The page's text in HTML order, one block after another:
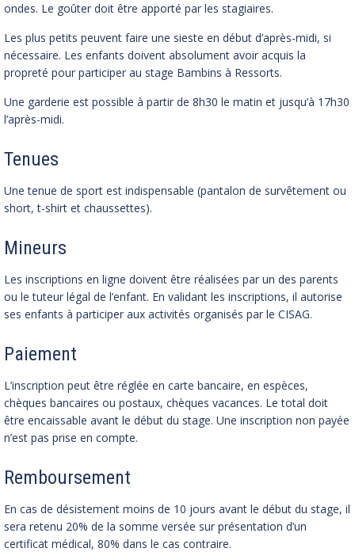
ondes. Le goûter doit être apporté par les stagiaires.
Les plus petits peuvent faire une sieste en début d’après-midi, si
nécessaire. Les enfants doivent absolument avoir acquis la
propreté pour participer au stage Bambins à Ressorts.
Une garderie est possible à partir de 8h30 le matin et jusqu’à 17h30
l’après-midi.
Tenues
Une tenue de sport est indispensable (pantalon de survêtement ou
short, t-shirt et chaussettes).
Mineurs
Les inscriptions en ligne doivent être réalisées par un des parents
ou le tuteur légal de l’enfant. En validant les inscriptions, il autorise
ses enfants à participer aux activités organisés par le CISAG.
Paiement
L’inscription peut être réglée en carte bancaire, en espèces,
chèques bancaires ou postaux, chèques vacances. Le total doit
être encaissable avant le début du stage. Une inscription non payée
n’est pas prise en compte.
Remboursement
En cas de désistement moins de 10 jours avant le début du stage, il
sera retenu 20% de la somme versée sur présentation d’un
certificat médical, 80% dans le cas contraire.